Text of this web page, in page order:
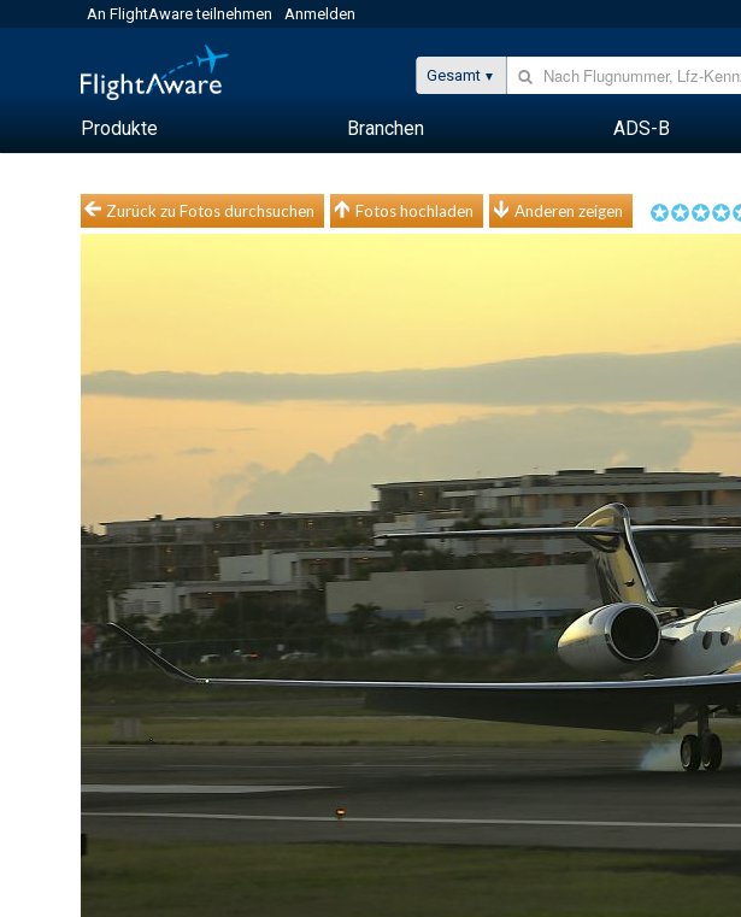
An FlightAware teilnehmen Anmelden
Gesamt
Produkte Branchen ADS-B
Zurück zu Fotos durchsuchen Fotos hochladen Anderen zeigen